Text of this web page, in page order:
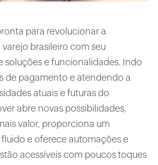
para revolucionar a
brasileiro com seu
soluções e funcionalidades. Indo
de pagamento e atendendo a
atuais e futuras do
abre novas possibilidades,
valor, proporciona um
e oferece automações e
acessíveis com poucos toques